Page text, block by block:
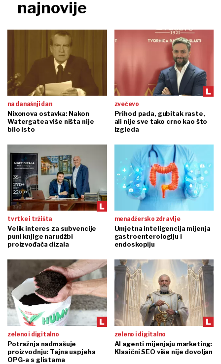
najnovije
na današnji dan
Nixonova ostavka: Nakon
Watergatea više ništa nije
bilo isto
zvečevo
Prihod pada, gubitak raste,
ali nije sve tako crno kao što
izgleda
tvrtke i tržišta
Velik interes za subvencije
puni knjige narudžbi
proizvođača dizala
menadžersko zdravlje
Umjetna inteligencija mijenja
gastroenterologiju i
endoskopiju
zeleno i digitalno
Potražnja nadmašuje
proizvodnju: Tajna uspjeha
OPG-a s glistama
zeleno i digitalno
AI agenti mijenjaju marketing:
Klasični SEO više nije dovoljan